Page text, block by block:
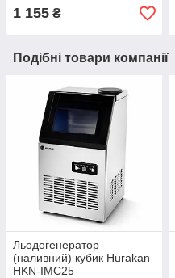
1 155 ₴
Подібні товари компанії
Льодогенератор
(наливний) кубик Hurakan
HKN-IMC25